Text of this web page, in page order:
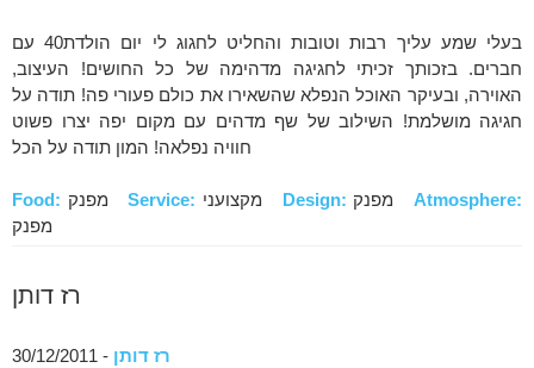
בעלי שמע עליך רבות וטובות והחליט לחגוג לי יום הולדת40 עם
חברים. בזכותך זכיתי לחגיגה מדהימה של כל החושים! העיצוב,
האוירה, ובעיקר האוכל הנפלא שהשאירו את כולם פעורי פה! תודה על
חגיגה מושלמת! השילוב של שף מדהים עם מקום יפה יצרו פשוט
חוויה נפלאה! המון תודה על הכל
Food: מפנקService: Design:
Atmosphere:
מפנק
רז דותן
רז דותן - 30/12/2011